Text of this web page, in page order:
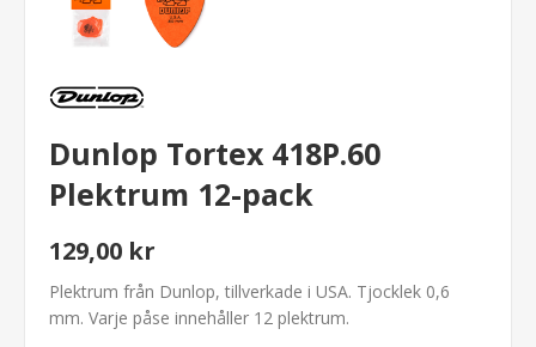
Dunlop Tortex 418P.60
Plektrum 12-pack
129,00 kr
Plektrum från Dunlop, tillverkade i USA. Tjocklek 0,6
mm. Varje påse innehåller 12 plektrum.